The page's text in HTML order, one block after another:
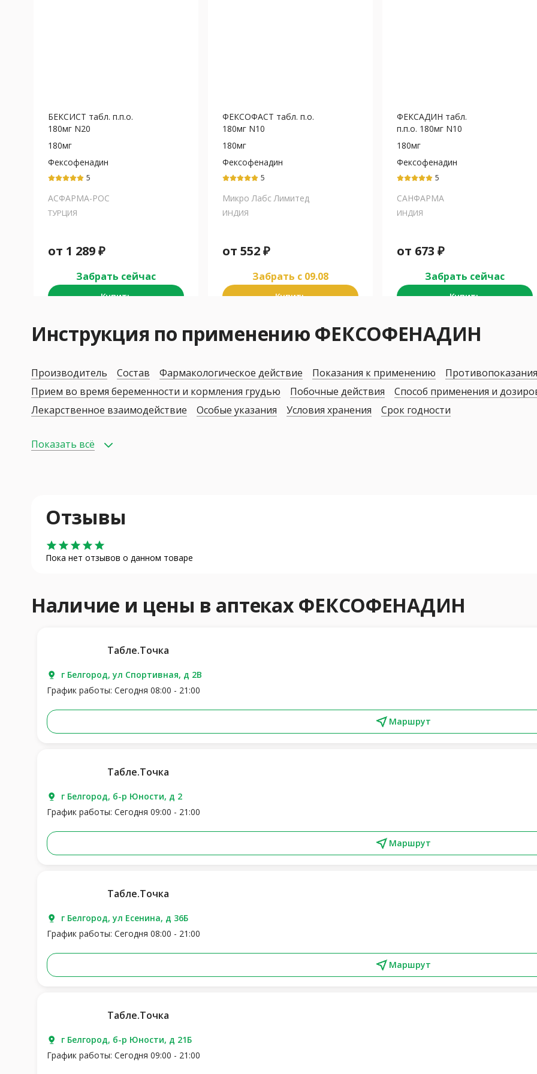
БЕКСИСТ табл. п.п.о.
180мг N20
180мг
Фексофенадин
5
АСФАРМА-РОС
ТУРЦИЯ
от 1 289₽
Забрать сейчас
Купить
ФЕКСОФАСТ табл. п.о.
180мг N10
180мг
Фексофенадин
5
Микро Лабс Лимитед
ИНДИЯ
от 552₽
Забрать c 09.08
Купить
ФЕКСАДИН табл.
п.п.о. 180мг N10
180мг
Фексофенадин
5
САНФАРМА
ИНДИЯ
от 673 ₽
Забрать сейчас
Купить
Инструкция по применению ФЕКСОФЕНАДИН
Производитель Состав Фармакологическое действие Показания к применению
Противопоказания
Прием во время беременности и кормления грудью
Побочные действия Способ применения и
Лекарственное взаимодействие
Особые указания Условия хранения Срок годности
Показать всё
Отзывы
star star star star star
Пока нет отзывов о данном товаре
Наличие и цены в аптеках ФЕКСОФЕНАДИН
Табле.Точка
г Белгород, ул Спортивная, д 2В
График работы: Сегодня 08:00 - 21:00
Маршрут
Табле.Точка
г Белгород, б-р Юности, д 2
График работы: Сегодня 09:00 - 21:00
Маршрут
Табле.Точка
г Белгород, ул Есенина, д 36Б
График работы: Сегодня 08:00 - 21:00
Маршрут
Табле.Точка
г Белгород, б-р Юности, д 21Б
График работы: Сегодня 09:00 - 21:00